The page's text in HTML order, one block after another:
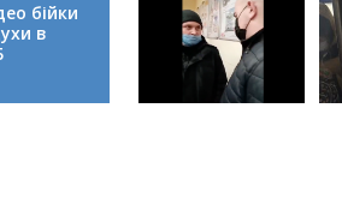
бійки
в